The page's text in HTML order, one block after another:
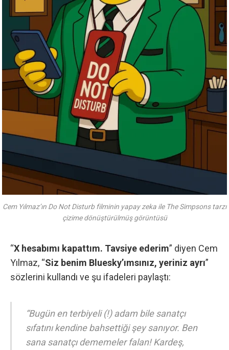
Cem Yılmaz’ın Do Not Disturb filminin yapay zeka ile The Simpsons tarzı
çizime dönüştürülmüş görüntüsü
“X hesabımı kapattım. Tavsiye ederim” diyen Cem
Yılmaz, “Siz benim Bluesky’ımsınız, yeriniz ayrı”
sözlerini kullandı ve şu ifadeleri paylaştı:
“Bugün en terbiyeli (!) adam bile sanatçı
sıfatını kendine bahsettiği şey sanıyor. Ben
sana sanatçı dememeler falan! Kardeş,